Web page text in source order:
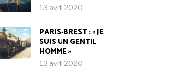
13 avril 2020
PARIS-BREST : « JE
SUIS UN GENTIL
HOMME »
13 avril 2020